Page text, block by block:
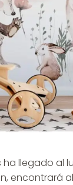
llegado al
encontrará